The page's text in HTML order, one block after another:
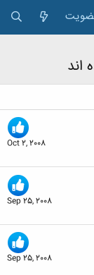
Oct 2, 2008
Sep 25, 2008
Sep 25, 2008